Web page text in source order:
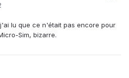
lu que ce n'était pas encore pour
Sim, bizarre.